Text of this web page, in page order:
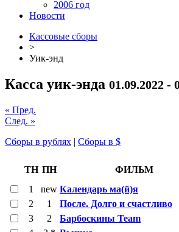
2006 год
Новости
Кассовые сборы
>
Уик-энд
Касса уик-энда 01.09.2022 -
« Пред.
След. »
Сборы в рублях | Сборы в $
ТН ПН ФИЛЬМ
1
new Календарь ма(й)я
2
1 После. Долго и счастливо
3
2 Барбоскины Team